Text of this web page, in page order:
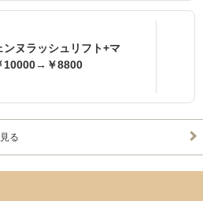
ヌラッシュリフト+マ
10000→￥8800
る